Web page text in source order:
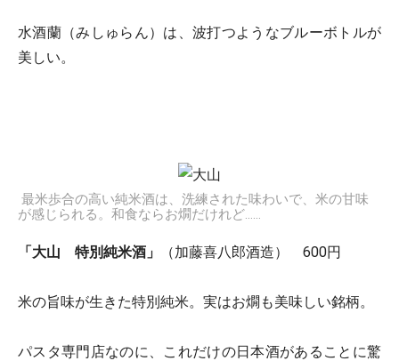
水酒蘭（みしゅらん）は、波打つようなブルーボトルが
美しい。
最米歩合の高い純米酒は、洗練された味わいで、米の甘味
が感じられる。和食ならお燗だけれど……
「大山 特別純米酒」 （加藤喜八郎酒造） 600円
米の旨味が生きた特別純米。実はお燗も美味しい銘柄。
パスタ専門店なのに、これだけの日本酒があることに驚